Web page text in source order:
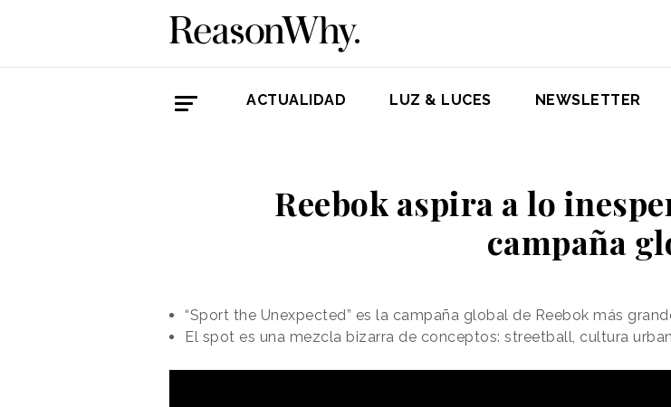
ACTUALIDAD LUZ & LUCES NEWSLETTER
Reebok aspira a lo
campaña
“Sport the Unexpected” es la campaña global de Reebok más
El spot es una mezcla bizarra de conceptos: streetball, cultura